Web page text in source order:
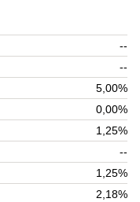
--
--
5,00%
0,00%
1,25%
--
1,25%
2,18%